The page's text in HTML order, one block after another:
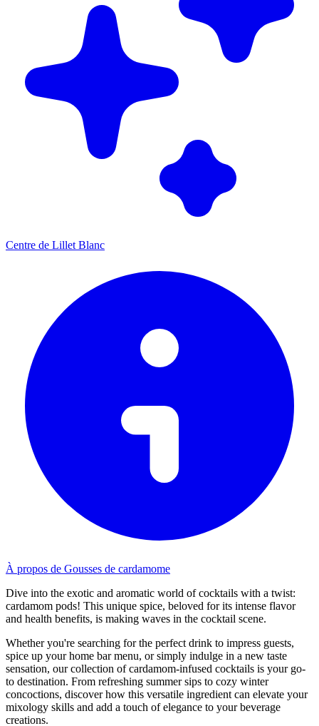
Centre de Lillet Blanc
À propos de Gousses de cardamome
Dive into the exotic and aromatic world of cocktails with a twist:
cardamom pods! This unique spice, beloved for its intense flavor
and health benefits, is making waves in the cocktail scene.
Whether you're searching for the perfect drink to impress guests,
spice up your home bar menu, or simply indulge in a new taste
sensation, our collection of cardamom-infused cocktails is your go-
to destination. From refreshing summer sips to cozy winter
concoctions, discover how this versatile ingredient can elevate your
mixology skills and add a touch of elegance to your beverage
creations.